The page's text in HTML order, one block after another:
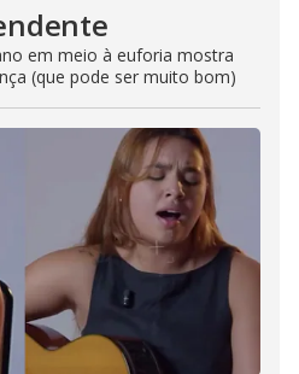
em meio à euforia mostra
(que pode ser muito bom)